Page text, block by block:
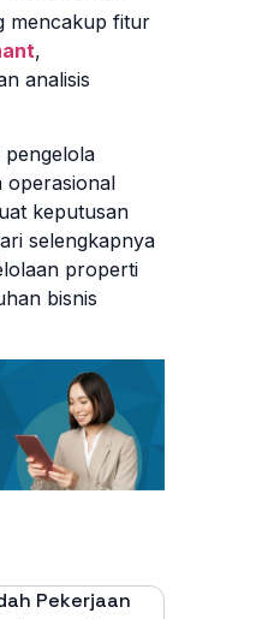
mencakup fitur
,
analisis
pengelola
operasional
keputusan
selengkapnya
properti
bisnis
Pekerjaan